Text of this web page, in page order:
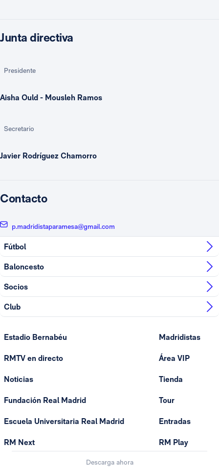
Junta directiva
Presidente
Aisha Ould - Mousleh Ramos
Secretario
Javier Rodríguez Chamorro
Contacto
p.madridistaparamesa@gmail.com
Fútbol
Baloncesto
Socios
Club
Estadio Bernabéu
RMTV en directo
Noticias
Fundación Real Madrid
Escuela Universitaria Real Madrid
RM Next
Madridistas
Área VIP
Tienda
Tour
Entradas
RM Play
Descarga ahora